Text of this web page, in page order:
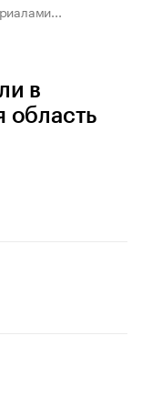
в
область